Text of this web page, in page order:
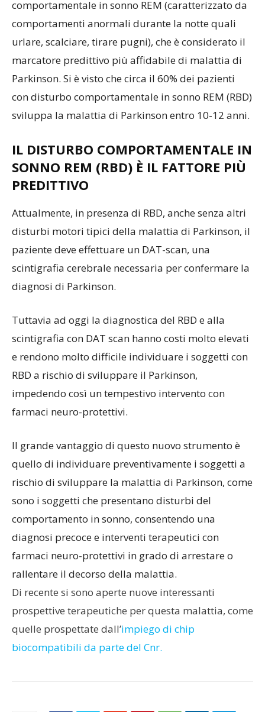
comportamentale in sonno REM (caratterizzato da
comportamenti anormali durante la notte quali
urlare, scalciare, tirare pugni), che è considerato il
marcatore predittivo più affidabile di malattia di
Parkinson. Si è visto che circa il 60% dei pazienti
con disturbo comportamentale in sonno REM (RBD)
sviluppa la malattia di Parkinson entro 10-12 anni.
IL DISTURBO COMPORTAMENTALE IN
SONNO REM (RBD) È IL FATTORE PIÙ
PREDITTIVO
Attualmente, in presenza di RBD, anche senza altri
disturbi motori tipici della malattia di Parkinson, il
paziente deve effettuare un DAT-scan, una
scintigrafia cerebrale necessaria per confermare la
diagnosi di Parkinson.
Tuttavia ad oggi la diagnostica del RBD e alla
scintigrafia con DAT scan hanno costi molto elevati
e rendono molto difficile individuare i soggetti con
RBD a rischio di sviluppare il Parkinson,
impedendo così un tempestivo intervento con
farmaci neuro-protettivi.
Il grande vantaggio di questo nuovo strumento è
quello di individuare preventivamente i soggetti a
rischio di sviluppare la malattia di Parkinson, come
sono i soggetti che presentano disturbi del
comportamento in sonno, consentendo una
diagnosi precoce e interventi terapeutici con
farmaci neuro-protettivi in grado di arrestare o
rallentare il decorso della malattia.
Di recente si sono aperte nuove interessanti
prospettive terapeutiche per questa malattia, come
quelle prospettate dall’impiego di chip
biocompatibili da parte del Cnr.